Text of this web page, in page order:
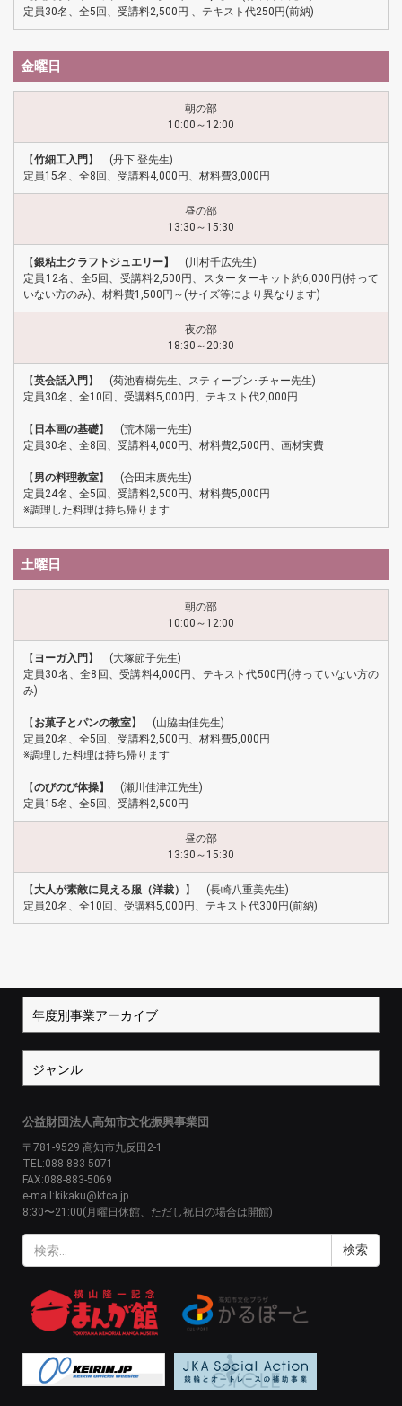
定員30名、全5回、受講料2,500円 、テキスト代250円(前納)
金曜日
朝の部
10:00～12:00
【竹細工入門】
(丹下 登先生)
定員15名、全8回、受講料4,000円、材料費3,000円
昼の部
13:30～15:30
【銀粘土クラフトジュエリー】
(川村千広先生)
定員12名、全5回、受講料2,500円、スターターキット約6,000円(持って
いない方のみ)、材料費1,500円～(サイズ等により異なります)
夜の部
18:30～20:30
【英会話入門 】 (菊池春樹先生、スティーブン･チャー先生)
定員30名、全10回、受講料5,000円、テキスト代2,000円
【 日本画の基礎】 (荒木陽一先生)
定員30名、全8回、受講料4,000円、材料費2,500円、画材実費
【 男の料理教室】 (合田末廣先生)
定員24名、全5回、受講料2,500円、材料費5,000円
※調理した料理は持ち帰ります
土曜日
朝の部
10:00～12:00
【 ヨーガ入門】
(大塚節子先生)
定員30名、全8回、受講料4,000円、テキスト代500円(持っていない方の
み)
【 お菓子とパンの教室】
(山脇由佳先生)
定員20名、全5回、受講料2,500円、材料費5,000円
※調理した料理は持ち帰ります
【のびのび体操】
(瀬川佳津江先生)
定員15名、全5回、受講料2,500円
昼の部
13:30～15:30
【大人が素敵に見える服（洋裁）
】 (長崎八重美先生)
定員20名、全10回、受講料5,000円、テキスト代300円(前納)
公益財団法人高知市文化振興事業団
〒781-9529 高知市九反田2-1
TEL:088-883-5071
FAX:088-883-5069
e-mail:kikaku@kfca.jp
8:30〜21:00(月曜日休館、ただし祝日の場合は開館)
索: